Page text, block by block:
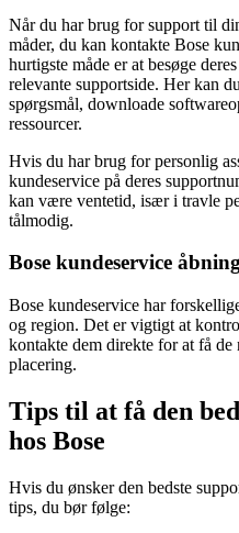
Når du har brug for support til
måder, du kan kontakte Bose
hurtigste måde er at besøge
relevante supportside. Her kan
spørgsmål, downloade
ressourcer.
Hvis du har brug for personlig
kundeservice på deres
kan være ventetid, især i travle
tålmodig.
Bose kundeservice
Bose kundeservice har
og region. Det er vigtigt at
kontakte dem direkte for at få
placering.
Tips til at få den
hos Bose
Hvis du ønsker den bedste
tips, du bør følge: